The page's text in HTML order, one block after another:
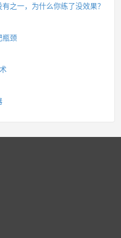
之一，为什么你练了没效果？
瓶颈